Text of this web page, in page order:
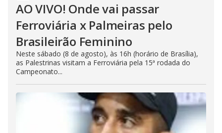
AO VIVO! Onde vai passar
Ferroviária x Palmeiras pelo
Brasileirão Feminino
Neste sábado (8 de agosto), às 16h (horário de Brasília),
as Palestrinas visitam a Ferroviária pela 15ª rodada do
Campeonato...